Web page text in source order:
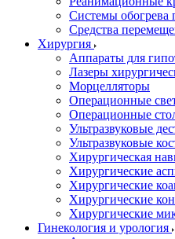
Системы обогрева
Средства
Хирургия
Аппараты для
Лазеры
Морцелляторы
Операционные
Операционные
Ультразвуковые
Ультразвуковые
Хирургическая
Хирургические
Хирургические
Хирургические
Хирургические
Гинекология и урология